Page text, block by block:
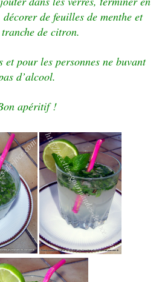
de feuilles de menthe et
tranche de citron.
pour les personnes ne buvant
d’alcool.
apéritif !